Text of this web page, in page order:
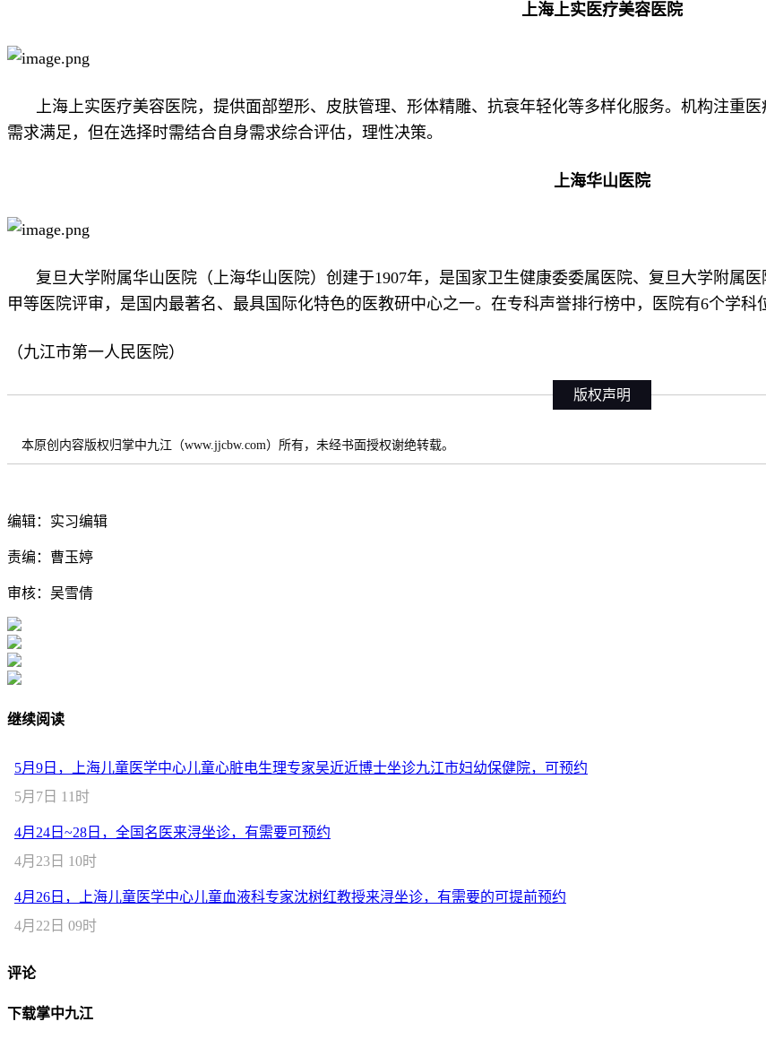
上海上实医疗美容医院
上海上实医疗美容医院，提供面部塑形、皮肤管理、形体精雕、抗衰年轻化等多样化服务。机构注重
需求满足，但在选择时需结合自身需求综合评估，理性决策。
上海华山医院
复旦大学附属华山医院（上海华山医院）创建于1907年，是国家卫生健康委委属医院、复旦大学附属
甲等医院评审，是国内最著名、最具国际化特色的医教研中心之一。在专科声誉排行榜中，医院有6个学科
（九江市第一人民医院）
版权声明
本原创内容版权归掌中九江（www.jjcbw.com）所有，未经书面授权谢绝转载。
编辑：实习编辑
责编：曹玉婷
审核：吴雪倩
继续阅读
5月9日，上海儿童医学中心儿童心脏电生理专家吴近近博士坐诊九江市妇幼保健院，可预约
5月7日 11时
4月24日~28日，全国名医来浔坐诊，有需要可预约
4月23日 10时
4月26日，上海儿童医学中心儿童血液科专家沈树红教授来浔坐诊，有需要的可提前预约
4月22日 09时
评论
下载掌中九江